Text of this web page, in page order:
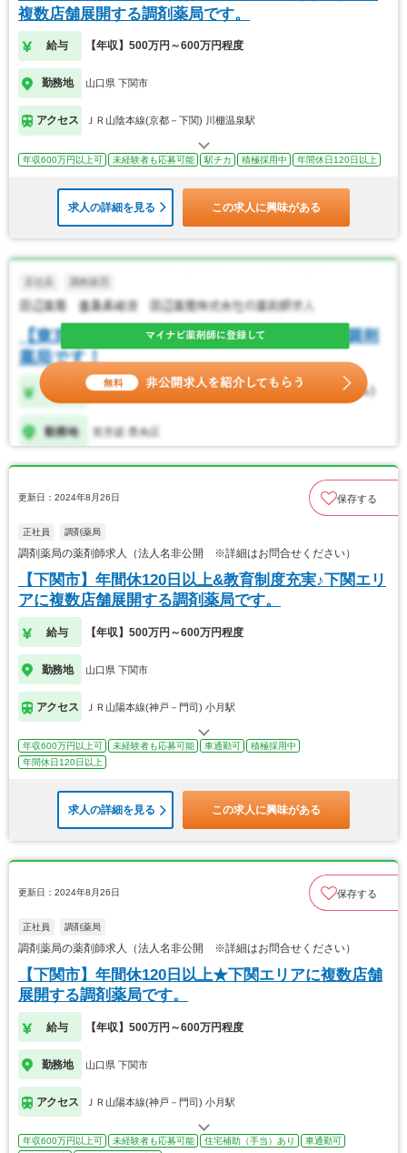
複数店舗展開する調剤薬局です。
給与 【年収】500万円～600万円程度
勤務地 山口県 下関市
アクセス ＪＲ山陰本線(京都－下関) 川棚温泉駅
年収600万円以上可 未経験者も応募可能 駅チカ 積極採用中 年間休日120日以上
求人の詳細を見る この求人に興味がある
更新日：2024年8月26日 保存する
正社員 調剤薬局
調剤薬局の薬剤師求人（法人名非公開 ※詳細はお問合せください）
【下関市】年間休120日以上&教育制度充実♪下関エリ
アに複数店舗展開する調剤薬局です。
給与 【年収】500万円～600万円程度
勤務地 山口県 下関市
アクセス ＪＲ山陽本線(神戸－門司) 小月駅
年収600万円以上可 未経験者も応募可能 車通勤可
積極採用中
年間休日120日以上
求人の詳細を見る この求人に興味がある
更新日：2024年8月26日 保存する
正社員 調剤薬局
調剤薬局の薬剤師求人（法人名非公開 ※詳細はお問合せください）
【下関市】年間休120日以上★下関エリアに複数店舗
展開する調剤薬局です。
給与 【年収】500万円～600万円程度
勤務地 山口県 下関市
アクセス ＪＲ山陽本線(神戸－門司) 小月駅
年収600万円以上可 未経験者も応募可能 住宅補助（手当）あり
車通勤可